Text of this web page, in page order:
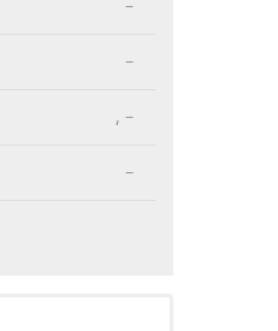
-
-
, -
-